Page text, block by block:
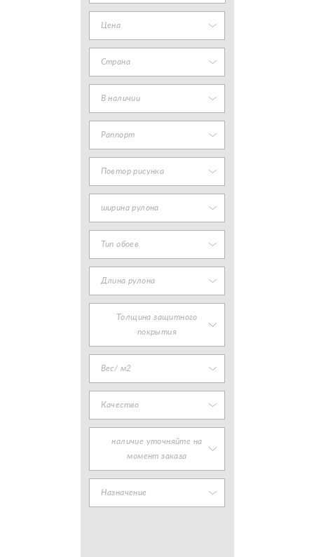
Цена
Страна
В наличии
Раппорт
Повтор рисунка
ширина рулона
Тип обоев
Длина рулона
Толщина защитного
покрытия
Вес/ м2
Качество
наличие уточняйте на
момент заказа
Назначение